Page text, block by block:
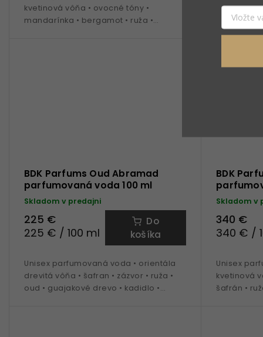
kvetinová vôňa • ovocné tóny •
mandarínka • bergamot • ruža •
kvetinová
BDK Parfums Oud Abramad
parfumovaná voda 100 ml
Skladom v predajni
225 €
225 € / 100 ml
Do
košíka
Unisex parfumovaná voda • orientála
drevitá vôňa • šafran • zázvor • ruža •
oud • guajakové drevo • kadidlo •
BDK
Skladom v
340 €
340 € /
Unisex
kvetinová
šafrán •